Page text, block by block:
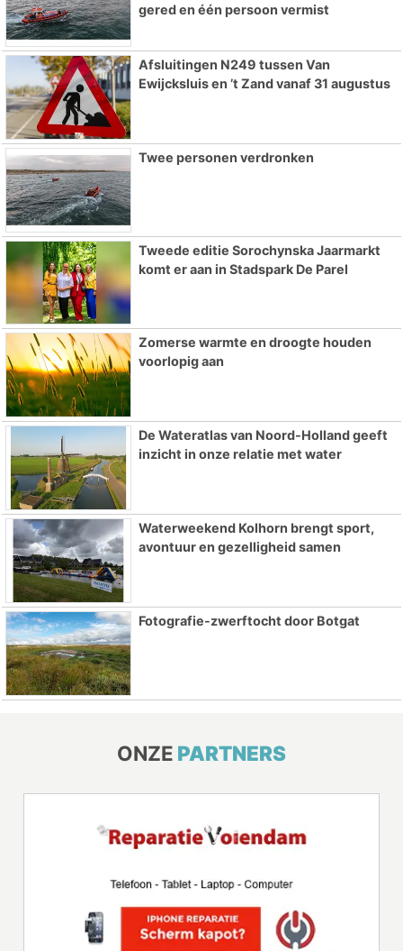
gered en één persoon vermist
Afsluitingen N249 tussen Van
Ewijcksluis en ’t Zand vanaf 31 augustus
Twee personen verdronken
Tweede editie Sorochynska Jaarmarkt
komt er aan in Stadspark De Parel
Zomerse warmte en droogte houden
voorlopig aan
De Wateratlas van Noord-Holland geeft
inzicht in onze relatie met water
Waterweekend Kolhorn brengt sport,
avontuur en gezelligheid samen
Fotografie-zwerftocht door Botgat
ONZE PARTNERS